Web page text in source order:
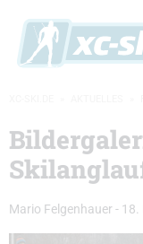
Mario Felgenhauer - 18.